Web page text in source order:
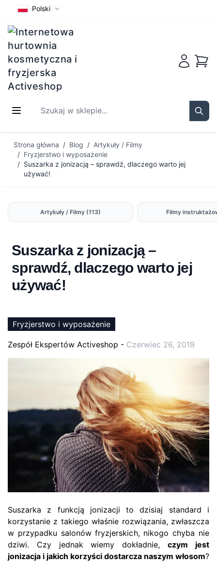
Polski
Szukaj w sklepie...
Strona główna / Blog / Artykuły / Filmy
/ Fryzjerstwo i wyposażenie
/ Suszarka z jonizacją – sprawdź, dlaczego warto jej
używać!
Artykuły / Filmy (113) Filmy
Suszarka z jonizacją –
sprawdź, dlaczego warto jej
używać!
Fryzjerstwo i wyposażenie
Zespół Ekspertów Activeshop - Czerwiec 26, 2019
Suszarka z funkcją jonizacji to dzisiaj standard i
korzystanie z takiego właśnie rozwiązania, zwłaszcza
w przypadku salonów fryzjerskich, nikogo chyba nie
dziwi. Czy jednak wiemy dokładnie,czym jest
jonizacja i jakich korzyści dostarcza naszym włosom?